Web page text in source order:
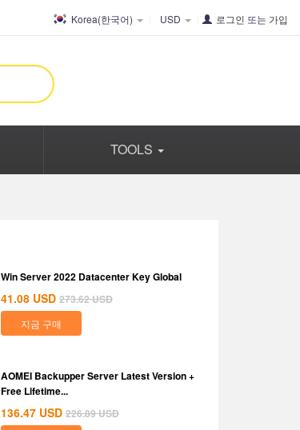
Korea(한국어) USD 로그인 또는 가입
TOOLS
Win Server 2022 Datacenter Key Global
41.08 USD 273.62USD
지금 구매
AOMEI Backupper Server Latest Version +
Free Lifetime...
136.47 USD 226.89USD